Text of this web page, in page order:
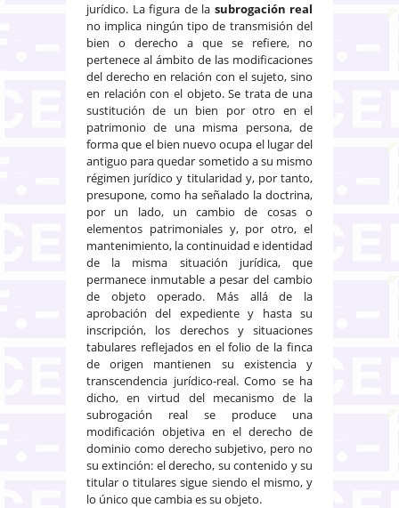
jurídico. La figura de la subrogación real
no implica ningún tipo de transmisión del
bien o derecho a que se refiere, no
pertenece al ámbito de las modificaciones
del derecho en relación con el sujeto, sino
en relación con el objeto. Se trata de una
sustitución de un bien por otro en el
patrimonio de una misma persona, de
forma que el bien nuevo ocupa el lugar del
antiguo para quedar sometido a su mismo
régimen jurídico y titularidad y, por tanto,
presupone, como ha señalado la doctrina,
por un lado, un cambio de cosas o
elementos patrimoniales y, por otro, el
mantenimiento, la continuidad e identidad
de la misma situación jurídica, que
permanece inmutable a pesar del cambio
de objeto operado. Más allá de la
aprobación del expediente y hasta su
inscripción, los derechos y situaciones
tabulares reflejados en el folio de la finca
de origen mantienen su existencia y
transcendencia jurídico-real. Como se ha
dicho, en virtud del mecanismo de la
subrogación real se produce una
modificación objetiva en el derecho de
dominio como derecho subjetivo, pero no
su extinción: el derecho, su contenido y su
titular o titulares sigue siendo el mismo, y
lo único que cambia es su objeto.